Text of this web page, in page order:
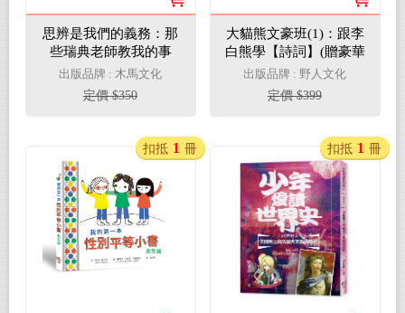
思辨是我們的義務：那
些瑞典老師教我的事
出版品牌 : 木馬文化
定價 $350
大貓熊文豪班(1)：跟李
白熊學【詩詞】(贈豪華
雙重禮：佳句習字帖
+52位大文豪開學同樂
會海報)
出版品牌 : 野人文化
定價 $399
扣抵 1 冊 扣抵 1 冊